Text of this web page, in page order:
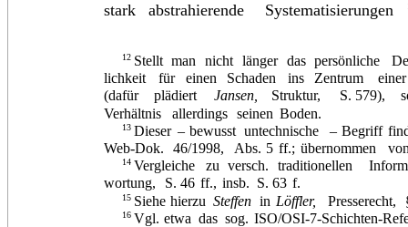
stark
abstrahierende Systematisierungen
12 Stellt man nicht länger das persönliche
lichkeit
für einen Schaden ins Zentrum
einer
(dafür
plädiert Jansen, Struktur, S. 579),
Verhältnis
allerdings seinen Boden.
13 Dieser – bewusst untechnische – Begriff
Web-Dok.
46/1998, Abs. 5 ff.; übernommen
14 Vergleiche zu versch. traditionellen
wortung,
S. 46 ff., insb. S. 63 f.
15 Siehe hierzu Steffen in Löffler, Presserecht,
16 Vgl. etwa das sog. ISO/OSI-7-Schichten-